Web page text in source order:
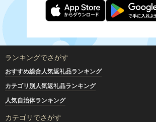
ランキングでさがす
おすすめ総合人気返礼品ランキング
カテゴリ別人気返礼品ランキング
人気自治体ランキング
カテゴリでさがす